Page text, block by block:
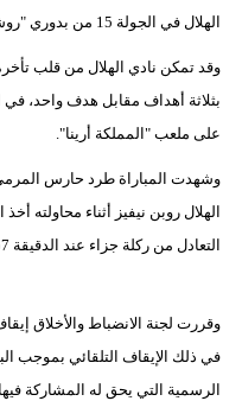
الهلال في الجولة 15 من بدوري "روشن".
وقد تمكن نادي الهلال من قلب
بثلاثة أهداف مقابل هدف واحد، في
على ملعب "المملكة أرينا".
وشهدت المباراة طرد حارس
الهلال روبن نيفيز أثناء محاولته
التعادل من ركلة جزاء عند الدقيقة 57.
وقررت لجنة الانضباط والأخلاق
في ذلك الإيقاف التلقائي بموجب
الرسمية التي يحق له المشاركة